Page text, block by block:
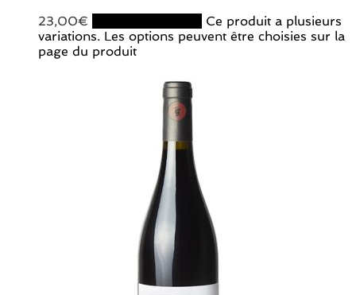
23,00€
Ce produit a plusieurs
variations. Les options peuvent être choisies sur la
page du produit